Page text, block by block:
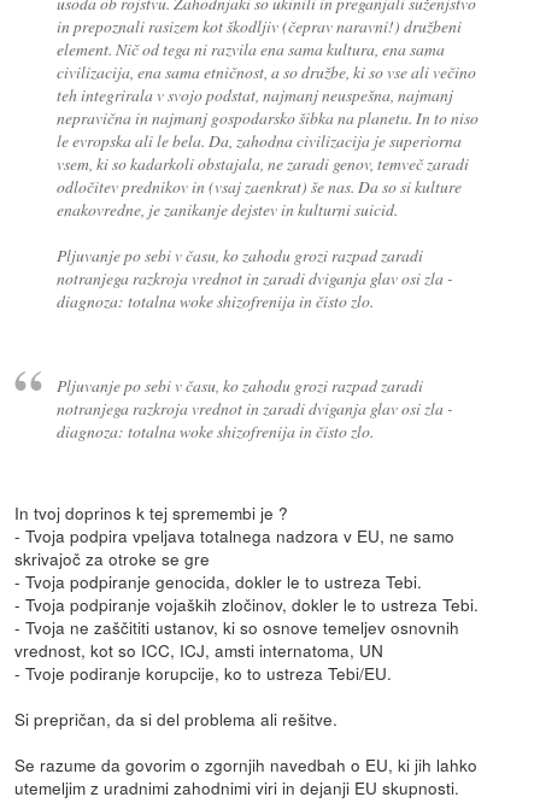
in prepoznali rasizem kot škodljiv (čeprav naravni!) družbeni
element. Nič od tega ni razvila ena sama kultura, ena sama
civilizacija, ena sama etničnost, a so družbe, ki so vse ali večino
teh integrirala v svojo podstat, najmanj neuspešna, najmanj
nepravična in najmanj gospodarsko šibka na planetu. In to niso
le evropska ali le bela. Da, zahodna civilizacija je superiorna
vsem, ki so kadarkoli obstajala, ne zaradi genov, temveč zaradi
odločitev prednikov in (vsaj zaenkrat) še nas. Da so si kulture
enakovredne, je zanikanje dejstev in kulturni suicid.
Pljuvanje po sebi v času, ko zahodu grozi razpad zaradi
notranjega razkroja vrednot in zaradi dviganja glav osi zla -
diagnoza: totalna woke shizofrenija in čisto zlo.
Pljuvanje po sebi v času, ko zahodu grozi razpad zaradi
notranjega razkroja vrednot in zaradi dviganja glav osi zla -
diagnoza: totalna woke shizofrenija in čisto zlo.
In tvoj doprinos k tej spremembi je ?
- Tvoja podpira vpeljava totalnega nadzora v EU, ne samo
skrivajoč za otroke se gre
- Tvoja podpiranje genocida, dokler le to ustreza Tebi.
- Tvoja podpiranje vojaških zločinov, dokler le to ustreza Tebi.
- Tvoja ne zaščititi ustanov, ki so osnove temeljev osnovnih
vrednost, kot so ICC, ICJ, amsti internatoma, UN
- Tvoje podiranje korupcije, ko to ustreza Tebi/EU.
Si prepričan, da si del problema ali rešitve.
Se razume da govorim o zgornjih navedbah o EU, ki jih lahko
utemeljim z uradnimi zahodnimi viri in dejanji EU skupnosti.